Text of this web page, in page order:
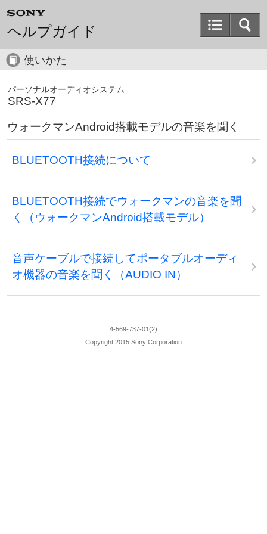
ヘルプガイド
使いかた
パーソナルオーディオシステム
SRS-X77
ウォークマンAndroid搭載モデルの音楽を聞く
BLUETOOTH接続について
BLUETOOTH接続でウォークマンの音楽を聞
く（ウォークマンAndroid搭載モデル）
音声ケーブルで接続してポータブルオーディ
オ機器の音楽を聞く（AUDIO IN）
4-569-737-01(2)
Copyright 2015 Sony Corporation